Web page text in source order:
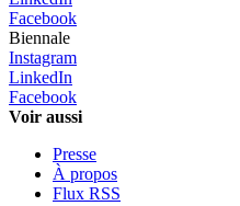
Facebook
Biennale
Instagram
LinkedIn
Facebook
Voir aussi
Presse
À propos
Flux RSS